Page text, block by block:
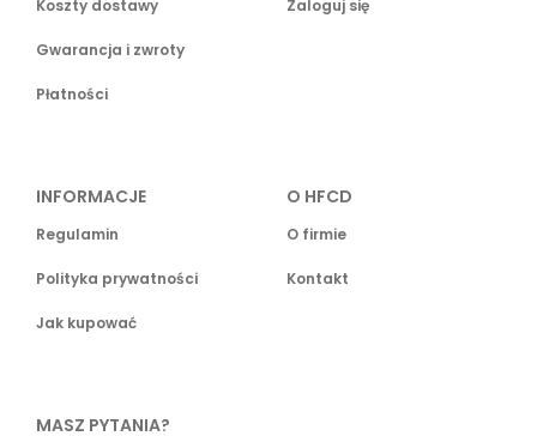
Koszty dostawy
Gwarancja i zwroty
Płatności
Zaloguj się
INFORMACJE
Regulamin
Polityka prywatności
Jak kupować
O HFCD
O firmie
Kontakt
MASZ PYTANIA?